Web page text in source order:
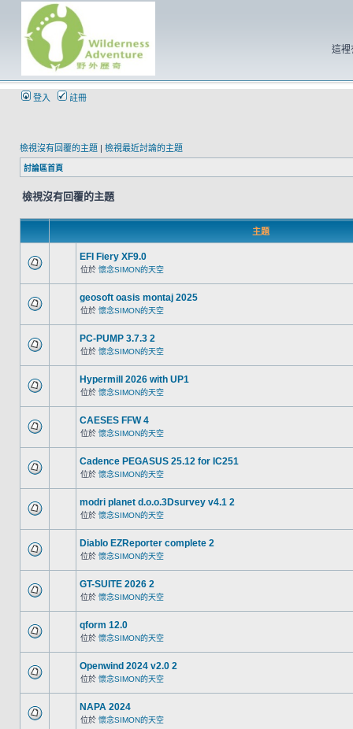
這裡
登入 註冊
檢視沒有回覆的主題 | 檢視最近討論的主題
討論區首頁
檢視沒有回覆的主題
主題
EFI Fiery XF9.0
位於 懷念SIMON的天空
geosoft oasis montaj 2025
位於 懷念SIMON的天空
PC-PUMP 3.7.3 2
位於 懷念SIMON的天空
Hypermill 2026 with UP1
位於 懷念SIMON的天空
CAESES FFW 4
位於 懷念SIMON的天空
Cadence PEGASUS 25.12 for IC251
位於 懷念SIMON的天空
modri planet d.o.o.3Dsurvey v4.1 2
位於 懷念SIMON的天空
Diablo EZReporter complete 2
位於 懷念SIMON的天空
GT-SUITE 2026 2
位於 懷念SIMON的天空
qform 12.0
位於 懷念SIMON的天空
Openwind 2024 v2.0 2
位於 懷念SIMON的天空
NAPA 2024
位於 懷念SIMON的天空